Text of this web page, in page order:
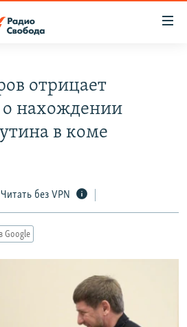
отрицает
нахождении
в коме
Читать без VPN
Google